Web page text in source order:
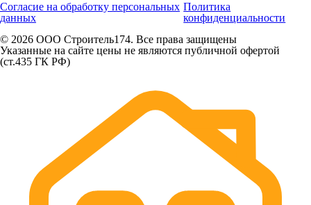
Согласие на обработку персональных
данных
Политика
конфиденциальности
© 2026 ООО Строитель174. Все права защищены
Указанные на сайте цены не являются публичной офертой
(ст.435 ГК РФ)